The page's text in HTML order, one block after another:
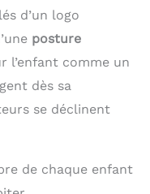
d’un logo
posture
l’enfant comme un
dès sa
se déclinent
de chaque enfant